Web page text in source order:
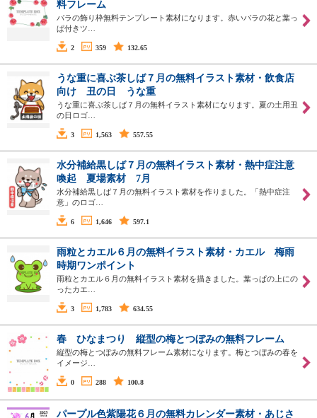
料フレーム
バラの飾り枠無料テンプレート素材になります。赤いバラの花と葉っ
ぱ付きツ…
2 359 132.65
うな重に喜ぶ茶しば７月の無料イラスト素材・飲食店
向け 丑の日 うな重
うな重に喜ぶ茶しば７月の無料イラスト素材になります。夏の土用丑
の日ロゴ…
3 1,563 557.55
水分補給黒しば７月の無料イラスト素材・熱中症注意
喚起 夏場素材 7月
水分補給黒しば７月の無料イラスト素材を作りました。「熱中症注
意」のロゴ…
6 1,646 597.1
雨粒とカエル６月の無料イラスト素材・カエル 梅雨
時期ワンポイント
雨粒とカエル６月の無料イラスト素材を描きました。葉っぱの上にの
ったカエ…
3 1,783 634.55
春 ひなまつり 縦型の梅とつぼみの無料フレーム
縦型の梅とつぼみの無料フレーム素材になります。梅とつぼみの春を
イメージ…
0 288 100.8
パープル色紫陽花６月の無料カレンダー素材・あじさ